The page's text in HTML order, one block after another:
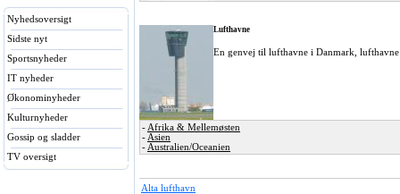
Nyhedsoversigt
Sidste nyt
Sportsnyheder
IT nyheder
Økonominyheder
Kulturnyheder
Gossip og sladder
TV oversigt
Lufthavne
En genvej til lufthavne i Danmark,
- Afrika & Mellemøsten
- Asien
- Australien/Oceanien
Alta lufthavn